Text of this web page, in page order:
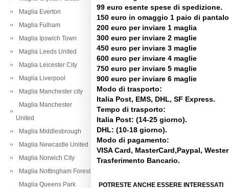
Maglia Everton
Maglia Fulham
Maglia Ipswich Town
Maglia Leeds United
Maglia Leicester City
Maglia Liverpool
Maglia Manchester city
Maglia Manchester
United
Maglia Middlesbrough
Maglia Newcastle United
Maglia Norwich City
Maglia Nottingham Forest
Maglia Queens Park
99 euro esente spese di spedizione.
150 euro in omaggio 1 paio di
200 euro per inviare 1 maglia
300 euro per inviare 2 maglie
450 euro per inviare 3 maglie
600 euro per inviare 4 maglie
750 euro per inviare 5 maglie
900 euro per inviare 6 maglie
Modo di trasporto:
Italia Post, EMS, DHL, SF Express.
Tempo di trasporto:
Italia Post: (14-25 giorno).
DHL: (10-18 giorno).
Modo di pagamento:
VISA Card, MasterCard,Paypal,
Trasferimento Bancario.
POTRESTE ANCHE ESSERE INTERESSATI